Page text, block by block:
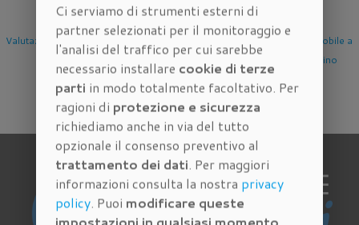
Valutazione Immobile a
Valutazione Immobile a
Scandicci
Valutazione Immobile a
Sesto Fiorentino
Ci serviamo di strumenti esterni di
partner selezionati per il monitoraggio e
l'analisi del traffico per cui sarebbe
necessario installare cookie di terze
parti in modo totalmente facoltativo. Per
ragioni di protezione e sicurezza
richiediamo anche in via del tutto
opzionale il consenso preventivo al
trattamento dei dati. Per maggiori
informazioni consulta la nostra privacy
policy. Puoi modificare queste